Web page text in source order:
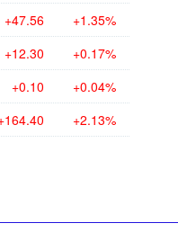
+47.56 +1.35%
+12.30 +0.17%
+0.10 +0.04%
+2.13%